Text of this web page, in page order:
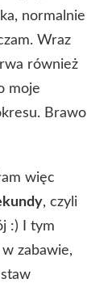
normalnie
Wraz
również
moje
Brawo
więc
, czyli
:) I tym
zabawie,